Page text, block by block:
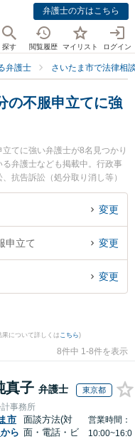
弁護士の方はこちら
探す 閲覧履歴 マイリスト ログイン
弁護士 さいたま市で法律相
の不服申立てに強
てに強い弁護士が8名見つかり
弁護士なども掲載中。行政事
抗告訴訟（処分取り消し等）
。特に樟葉法律事務所の三輪
藤 太平弁護士、工藤啓介法律
行政処分の不服申立てのトラ
』『初回相談無料で行政処分
区内の弁護士に相談予約した
変更
申立て 変更
変更
果について詳しくは こちら)
8件中 1-8件を表示
真子 弁護士 東京都
事務所
市
から
面談方法(対
面・電話・ビ
営業時間：
10:00~16:0